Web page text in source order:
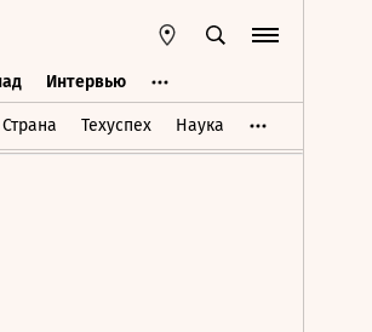
Интервью
Страна Техуспех Наука
Запад Интервью